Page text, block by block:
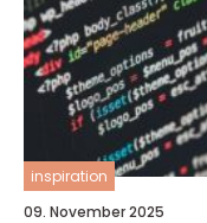
inspiration
09. November 2025